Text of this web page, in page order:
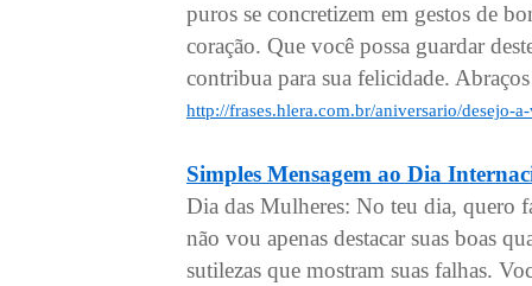
puros se concretizem em gestos de
coração. Que você possa guardar
contribua para sua felicidade.
http://frases.hlera.com.br/aniversario/desejo-
Simples Mensagem ao Dia
Dia das Mulheres: No teu dia, quero
não vou apenas destacar suas boas
sutilezas que mostram suas falhas.